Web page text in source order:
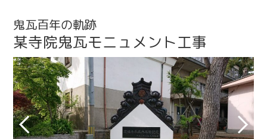
鬼瓦百年の軌跡
某寺院鬼瓦モニュメント工事